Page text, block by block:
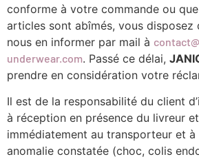
conforme à votre commande ou
articles sont abîmés, vous disposez
nous en informer par mail à
underwear.com. Passé ce délai,
prendre en considération votre
Il est de la responsabilité du client
à réception en présence du livreur
immédiatement au transporteur et à
anomalie constatée (choc, colis